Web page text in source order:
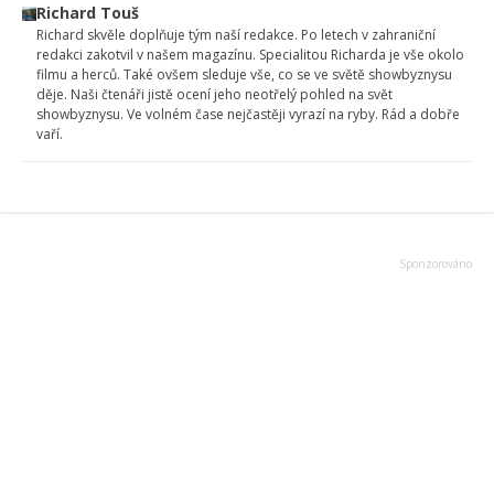
Richard Touš
Richard skvěle doplňuje tým naší redakce. Po letech v zahraniční
redakci zakotvil v našem magazínu. Specialitou Richarda je vše okolo
filmu a herců. Také ovšem sleduje vše, co se ve světě showbyznysu
děje. Naši čtenáři jistě ocení jeho neotřelý pohled na svět
showbyznysu. Ve volném čase nejčastěji vyrazí na ryby. Rád a dobře
vaří.